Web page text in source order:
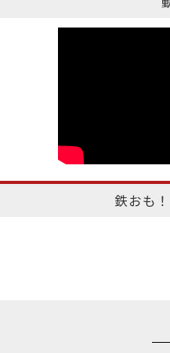
鉄おも